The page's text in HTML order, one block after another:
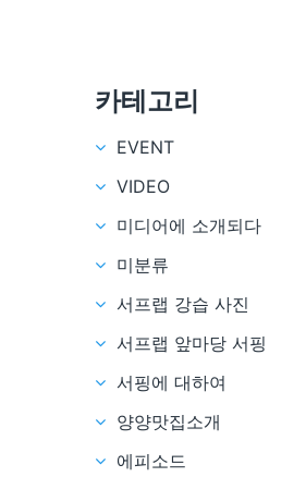
카테고리
EVENT
VIDEO
미디어에 소개되다
미분류
서프랩 강습 사진
서프랩 앞마당 서핑
서핑에 대하여
양양맛집소개
에피소드